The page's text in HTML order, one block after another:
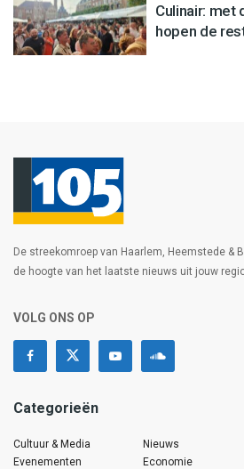
Culinair: met
hopen de
De streekomroep van Haarlem, Heemstede &
de hoogte van het laatste nieuws uit jouw
VOLG ONS OP
Categorieën
Cultuur & Media
Evenementen
Nieuws
Economie